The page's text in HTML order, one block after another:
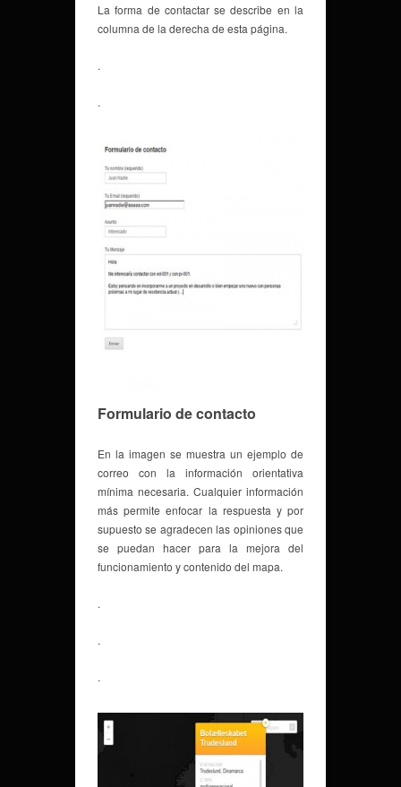
La forma de contactar se describe en la
columna de la derecha de esta página.
.
.
Formulario de contacto
En la imagen se muestra un ejemplo de
correo con la información orientativa
mínima necesaria. Cualquier información
más permite enfocar la respuesta y por
supuesto se agradecen las opiniones que
se puedan hacer para la mejora del
funcionamiento y contenido del mapa.
.
.
.